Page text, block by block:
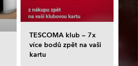
TESCOMA klub – 7x
více bodů zpět na vaši
kartu